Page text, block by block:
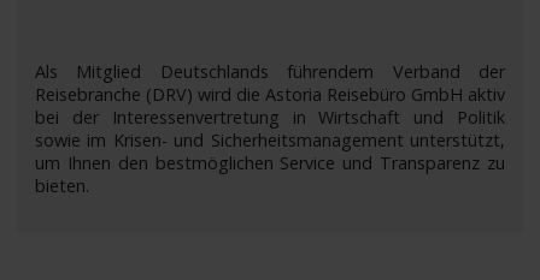
Als Mitglied Deutschlands führendem Verband der
Reisebranche (DRV) wird die Astoria Reisebüro GmbH aktiv
bei der Interessenvertretung in Wirtschaft und Politik
sowie im Krisen- und Sicherheitsmanagement unterstützt,
um Ihnen den bestmöglichen Service und Transparenz zu
bieten.